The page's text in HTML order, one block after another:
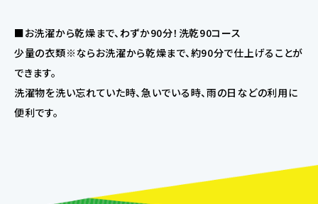
■お洗濯から乾燥まで、わずか90分！洗乾90コース
少量の衣類※ならお洗濯から乾燥まで、約90分で仕上げることが
できます。
洗濯物を洗い忘れていた時、急いでいる時、雨の日などの利用に
便利です。